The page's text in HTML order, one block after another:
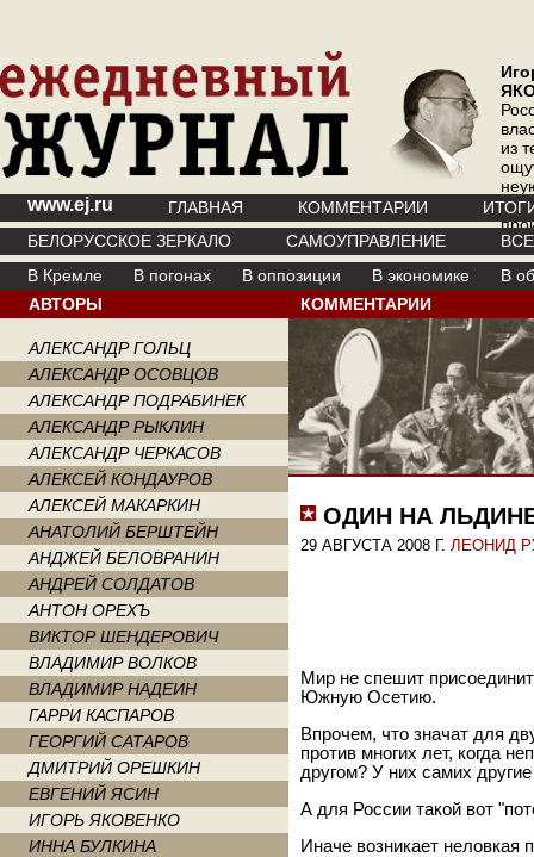
из
где
www.ej.ru ГЛАВНАЯ КОММЕНТАРИИ
БЕЛОРУССКОЕ ЗЕРКАЛО
САМОУПРАВЛЕНИЕ
В Кремле
В погонах В оппозиции В экономике
В
АВТОРЫ
АЛЕКСАНДР ГОЛЬЦ
АЛЕКСАНДР ОСОВЦОВ
АЛЕКСАНДР ПОДРАБИНЕК
АЛЕКСАНДР РЫКЛИН
АЛЕКСАНДР ЧЕРКАСОВ
АЛЕКСЕЙ КОНДАУРОВ
АЛЕКСЕЙ МАКАРКИН
АНАТОЛИЙ БЕРШТЕЙН
АНДЖЕЙ БЕЛОВРАНИН
АНДРЕЙ СОЛДАТОВ
АНТОН ОРЕХЪ
ВИКТОР ШЕНДЕРОВИЧ
ВЛАДИМИР ВОЛКОВ
ВЛАДИМИР НАДЕИН
ГАРРИ КАСПАРОВ
ГЕОРГИЙ САТАРОВ
ДМИТРИЙ ОРЕШКИН
ЕВГЕНИЙ ЯСИН
ИГОРЬ ЯКОВЕНКО
ИННА БУЛКИНА
КОММЕНТАРИИ
ОДИН НА
29 АВГУСТА 2008 Г. ЛЕОНИД
Мир не спешит
Южную Осетию.
Впрочем, что значат для
против многих лет, когда
другом? У них самих
А для России такой вот
Иначе возникает неловкая